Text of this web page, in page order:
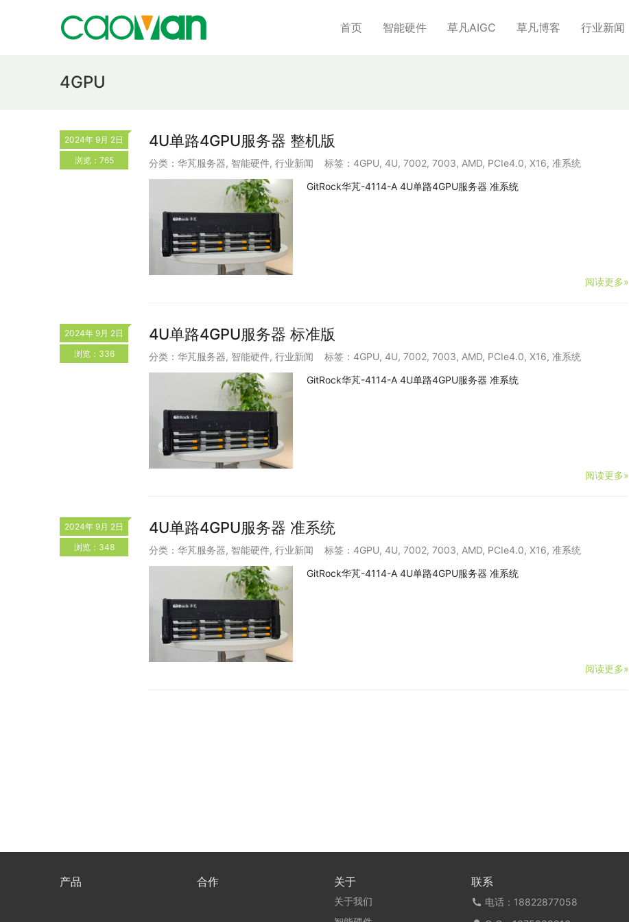
首页 智能硬件 草凡AIGC 草凡博客 行业新闻
4GPU
2024年 9月 2日
浏览：765
4U单路4GPU服务器 整机版
分类： 华芃服务器, 智能硬件, 行业新闻 标签： 4GPU, 4U, 7002, 7003, AMD, PCIe4.0, X16, 准系统
GitRock华芃-4114-A 4U单路4GPU服务器 准系统
阅读更多»
2024年 9月 2日
浏览：336
4U单路4GPU服务器 标准版
分类： 华芃服务器, 智能硬件, 行业新闻 标签： 4GPU, 4U, 7002, 7003, AMD, PCIe4.0, X16, 准系统
GitRock华芃-4114-A 4U单路4GPU服务器 准系统
阅读更多»
2024年 9月 2日
浏览：348
4U单路4GPU服务器 准系统
分类： 华芃服务器, 智能硬件, 行业新闻 标签： 4GPU, 4U, 7002, 7003, AMD, PCIe4.0, X16, 准系统
GitRock华芃-4114-A 4U单路4GPU服务器 准系统
阅读更多»
产品 合作 关于
关于我们
联系
电话：18822877058